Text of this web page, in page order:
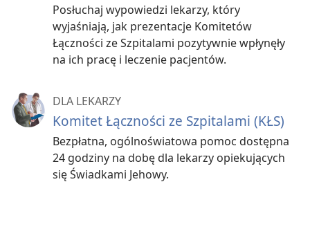
Posłuchaj wypowiedzi lekarzy, który
wyjaśniają, jak prezentacje Komitetów
Łączności ze Szpitalami pozytywnie wpłynęły
na ich pracę i leczenie pacjentów.
DLA LEKARZY
Komitet Łączności ze Szpitalami (KŁS)
Bezpłatna, ogólnoświatowa pomoc dostępna
24 godziny na dobę dla lekarzy opiekujących
się Świadkami Jehowy.